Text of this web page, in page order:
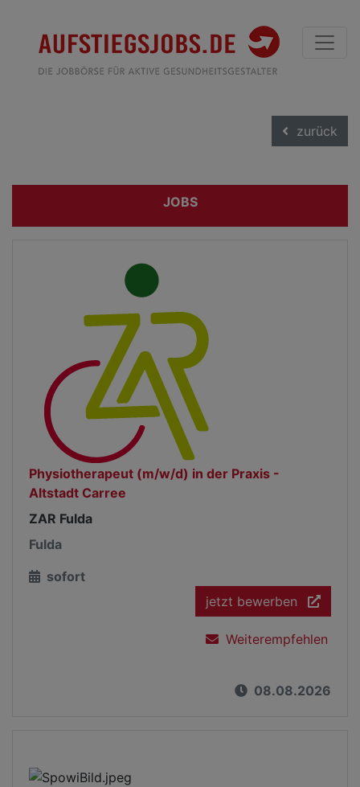
zurück
JOBS
Physiotherapeut (m/w/d) in der Praxis -
Altstadt Carree
ZAR Fulda
Fulda
sofort
jetzt bewerben
Weiterempfehlen
08.08.2026